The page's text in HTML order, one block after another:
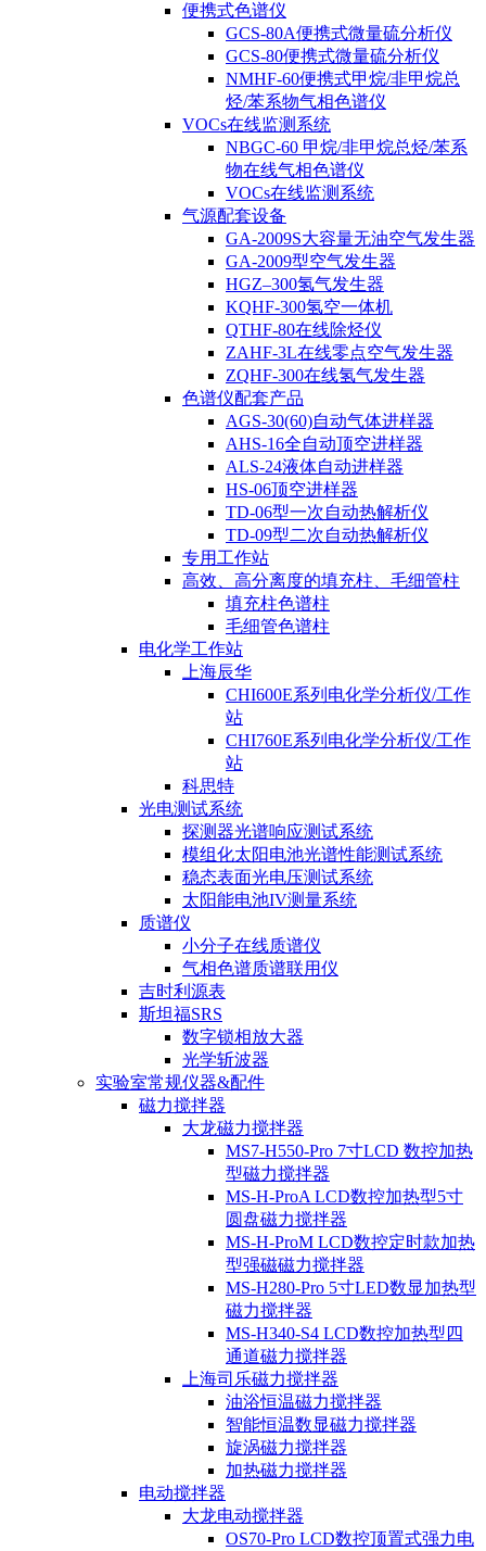
便携式色谱仪
GCS-80A便携式微量硫分析仪
GCS-80便携式微量硫分析仪
NMHF-60便携式甲烷/非甲烷总
烃/苯系物气相色谱仪
VOCs在线监测系统
NBGC-60 甲烷/非甲烷总烃/苯系
物在线气相色谱仪
VOCs在线监测系统
气源配套设备
GA-2009S大容量无油空气发生器
GA-2009型空气发生器
HGZ–300氢气发生器
KQHF-300氢空一体机
QTHF-80在线除烃仪
ZAHF-3L在线零点空气发生器
ZQHF-300在线氢气发生器
色谱仪配套产品
AGS-30(60)自动气体进样器
AHS-16全自动顶空进样器
ALS-24液体自动进样器
HS-06顶空进样器
TD-06型一次自动热解析仪
TD-09型二次自动热解析仪
专用工作站
高效、高分离度的填充柱、毛细管柱
填充柱色谱柱
毛细管色谱柱
电化学工作站
上海辰华
CHI600E系列电化学分析仪/工作
站
CHI760E系列电化学分析仪/工作
站
科思特
光电测试系统
探测器光谱响应测试系统
模组化太阳电池光谱性能测试系统
稳态表面光电压测试系统
太阳能电池IV测量系统
质谱仪
小分子在线质谱仪
气相色谱质谱联用仪
吉时利源表
斯坦福SRS
数字锁相放大器
光学斩波器
实验室常规仪器&配件
磁力搅拌器
大龙磁力搅拌器
MS7-H550-Pro 7寸LCD 数控加热
型磁力搅拌器
MS-H-ProA LCD数控加热型5寸
圆盘磁力搅拌器
MS-H-ProM LCD数控定时款加热
型强磁磁力搅拌器
MS-H280-Pro 5寸LED数显加热型
磁力搅拌器
MS-H340-S4 LCD数控加热型四
通道磁力搅拌器
上海司乐磁力搅拌器
油浴恒温磁力搅拌器
智能恒温数显磁力搅拌器
旋涡磁力搅拌器
加热磁力搅拌器
电动搅拌器
大龙电动搅拌器
OS70-Pro LCD数控顶置式强力电